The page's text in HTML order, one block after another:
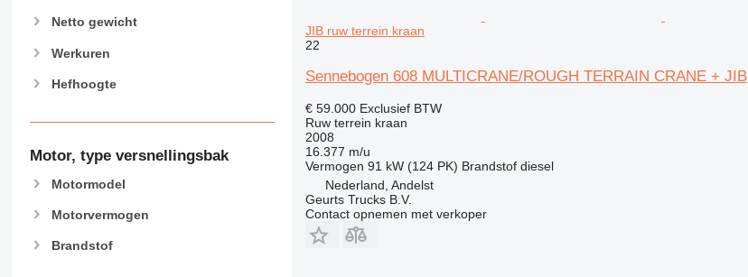
Netto gewicht
Werkuren
Hefhoogte
Motor, type versnellingsbak
Motormodel
Motorvermogen
Brandstof
JIB ruw terrein kraan
22
Sennebogen 608 MULTICRANE/ROUGH TERRAIN CRANE + JIB
€ 59.000 Exclusief BTW
Ruw terrein kraan
2008
16.377 m/u
Vermogen 91 kW (124 PK) Brandstof diesel
Nederland, Andelst
Geurts Trucks B.V.
Contact opnemen met verkoper